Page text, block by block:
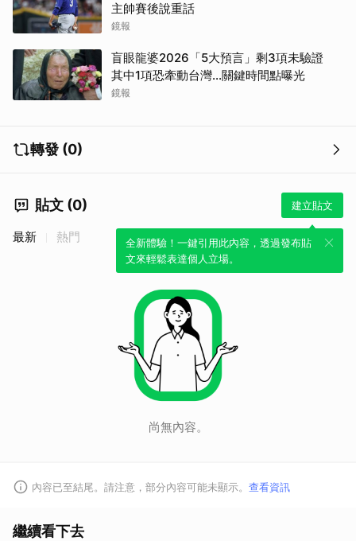
主帥賽後說重話
鏡報
盲眼龍婆2026「5大預言」剩3項未驗證
其中1項恐牽動台灣...關鍵時間點曝光
鏡報
轉發 (0)
貼文 (0) 建立貼文
全新體驗！一鍵引用此內容，透過發布貼
文來輕鬆表達個人立場。
最新 熱門
尚無內容。
內容已至結尾。請注意，部分內容可能未顯示。 查看資訊
繼續看下去